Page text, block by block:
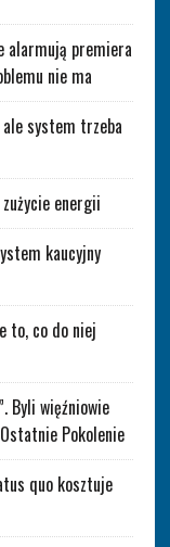
alarmują premiera
nie ma
ale system trzeba
energii
kaucyjny
to, co do niej
Byli więźniowie
Pokolenie
quo kosztuje